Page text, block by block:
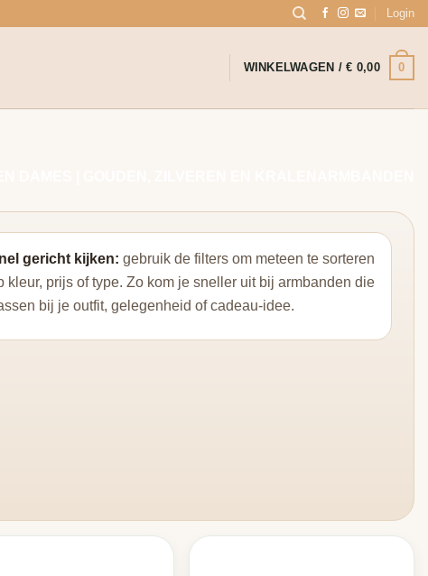
Login
WINKELWAGEN /€ 0,00 0
gericht kijken: gebruik de filters om meteen te sorteren
kleur, prijs of type. Zo kom je sneller uit bij armbanden die
bij je outfit, gelegenheid of cadeau-idee.